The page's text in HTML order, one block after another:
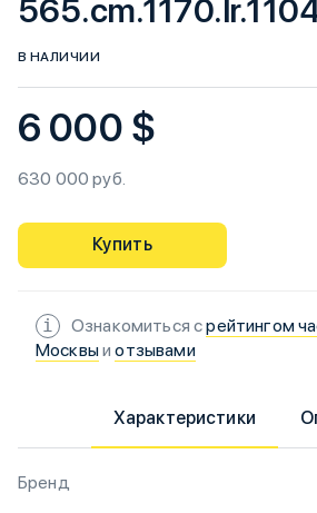
В НАЛИЧИИ
6 000 $
630 000 руб.
Купить
Ознакомиться срейтингом
Москвыиотзывами
Характеристики
Бренд